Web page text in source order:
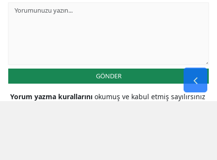
GÖNDER
Yorum yazma kurallarını okumuş ve kabul etmiş sayılırsınız